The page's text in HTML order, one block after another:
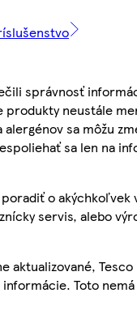
správnosť
neustále
sa môžu
sa len na
o akýchkoľvek
servis, alebo
aktualizované, Tesco
Toto nemá